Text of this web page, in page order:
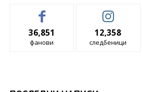
36,851
фанови
12,358
следбеници